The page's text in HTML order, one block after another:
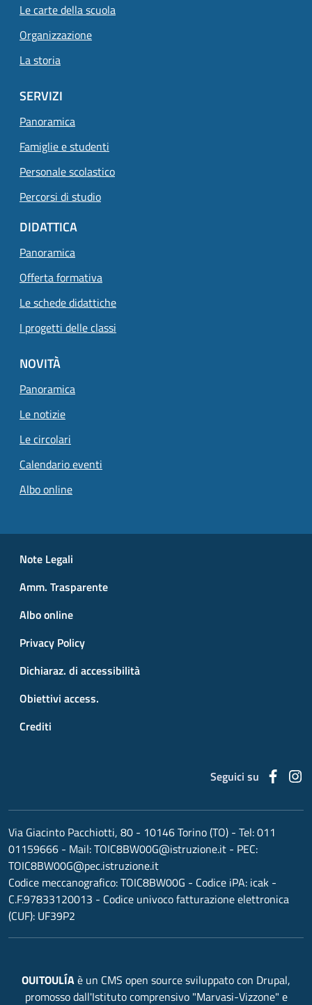
Le carte della scuola
Organizzazione
La storia
SERVIZI
Panoramica
Famiglie e studenti
Personale scolastico
Percorsi di studio
DIDATTICA
Panoramica
Offerta formativa
Le schede didattiche
I progetti delle classi
NOVITÀ
Panoramica
Le notizie
Le circolari
Calendario eventi
Albo online
Small prints
Note Legali
Amm. Trasparente
Albo online
Privacy Policy
Dichiaraz. di accessibilità
Obiettivi access.
Crediti
Seguici su
Via Giacinto Pacchiotti, 80 - 10146 Torino (TO) - Tel:011
01159666 - Mail:TOIC8BW00G@istruzione.it - PEC:
TOIC8BW00G@pec.istruzione.it
Codice meccanografico:TOIC8BW00G - Codice iPA: icak -
C.F.97833120013 - Codice univoco fatturazione elettronica
(CUF): UF39P2
OUITOULÍAè un CMS open source sviluppato con Drupal,
promosso dall'Istituto comprensivo "Marvasi-Vizzone" e